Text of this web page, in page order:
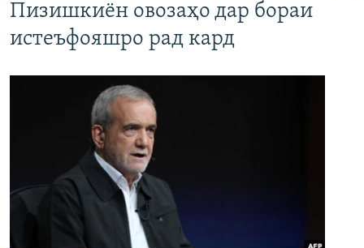
Пизишкиён овозаҳо дар бораи
истеъфояшро рад кард